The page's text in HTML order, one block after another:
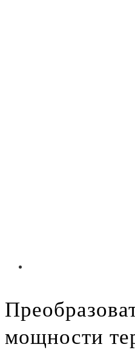
мощности